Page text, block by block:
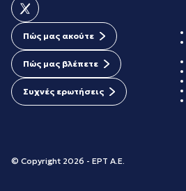
Πώς μας ακούτε
Πώς μας βλέπετε
Συχνές ερωτήσεις
© Copyright 2026 - ΕΡΤ Α.Ε.